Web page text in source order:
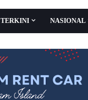
TERKINI NASIONAL